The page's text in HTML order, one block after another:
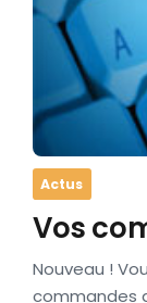
Actus
Vos
Nouveau !
commandes